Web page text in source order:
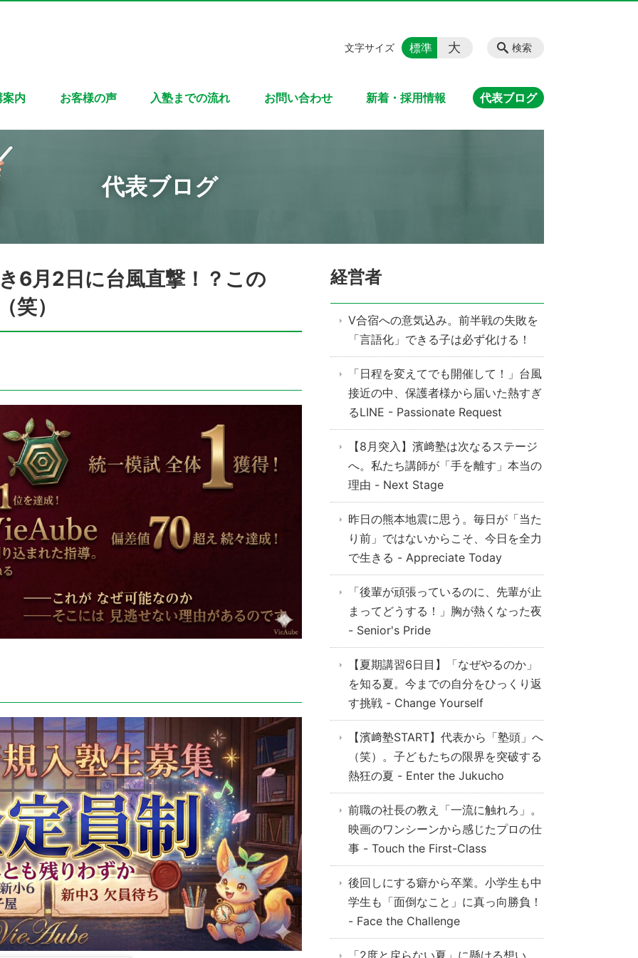
内 お客様の声 入塾までの流れ お問い合わせ 新着・採用情報 代表ブログ
検索
文字サイズ 標準 大
代表ブログ
6月2日に台風直撃！？この
笑）
経営者
V合宿への意気込み。前半戦の失敗を
「言語化」できる子は必ず化ける！
「日程を変えてでも開催して！」台風
接近の中、保護者様から届いた熱すぎ
るLINE - Passionate Request
【8月突入】濱﨑塾は次なるステージ
へ。私たち講師が「手を離す」本当の
理由 - Next Stage
昨日の熊本地震に思う。毎日が「当た
り前」ではないからこそ、今日を全力
で生きる - Appreciate Today
「後輩が頑張っているのに、先輩が止
まってどうする！」胸が熱くなった夜
- Senior's Pride
【夏期講習6日目】「なぜやるのか」
を知る夏。今までの自分をひっくり返
す挑戦 - Change Yourself
【濱﨑塾START】代表から「塾頭」へ
（笑）。子どもたちの限界を突破する
熱狂の夏 - Enter the Jukucho
前職の社長の教え「一流に触れろ」。
映画のワンシーンから感じたプロの仕
事 - Touch the First-Class
後回しにする癖から卒業。小学生も中
学生も「面倒なこと」に真っ向勝負！
- Face the Challenge
「2度と戻らない夏」に懸ける想い。